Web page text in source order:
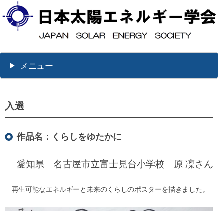
メニュー
入選
作品名：くらしをゆたかに
愛知県 名古屋市立富士見台小学校 原 凜さん
再生可能なエネルギーと未来のくらしのポスターを描きました。